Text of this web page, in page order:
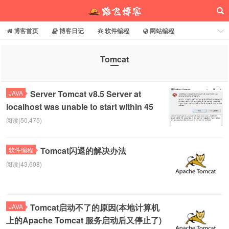
博客首页 博客日记 软件编程
网站编程
Tomcat
JAVA
Server Tomcat v8.5 Server at
localhost was unable to start within 45
阅读(50,475)
软件编程 Tomcat闪退的解决办法
阅读(43,608)
JAVA
Tomcat启动不了的原因(本地计算机
上的Apache Tomcat 服务启动后又停止了)